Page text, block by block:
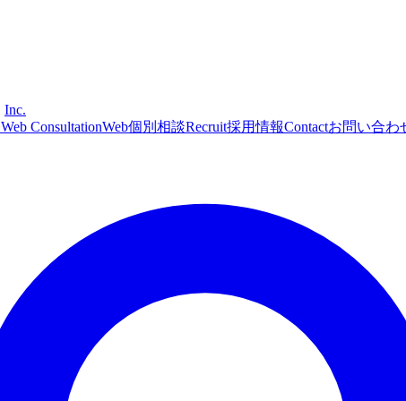
Inc.
Web ConsultationWeb個別相談Recruit採用情報Contactお問い合わ